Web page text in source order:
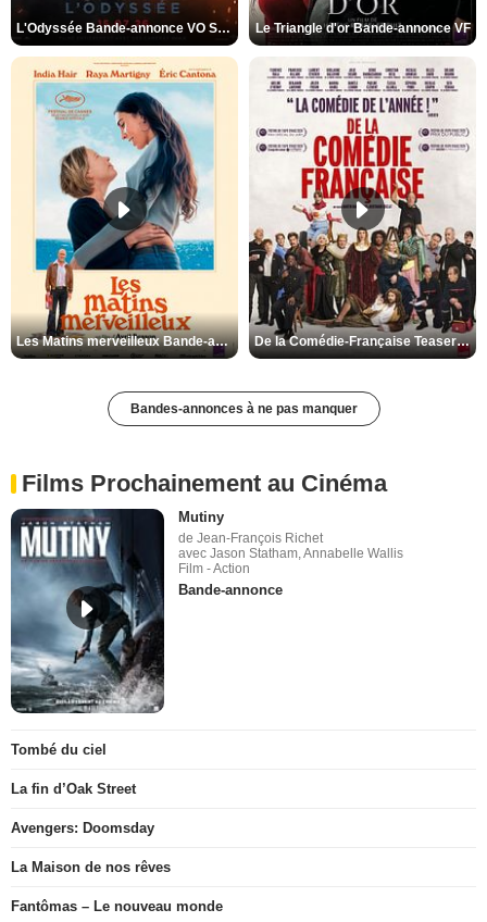
L'Odyssée Bande-annonce VO STFR Le Triangle d'or Bande-annonce VF
Les Matins merveilleux Bande-annonce VF De la Comédie-Française Teaser VF
Bandes-annonces à ne pas manquer
Films Prochainement au Cinéma
Mutiny
de Jean-François Richet
avec Jason Statham, Annabelle Wallis
Film - Action
Bande-annonce
Tombé du ciel
La fin d’Oak Street
Avengers: Doomsday
La Maison de nos rêves
Fantômas – Le nouveau monde